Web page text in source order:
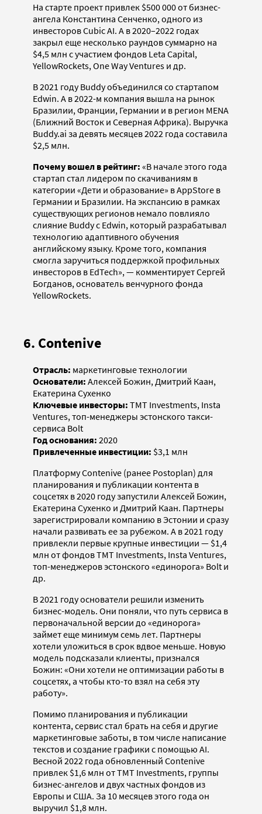
На старте проект привлек $500 000 от бизнес-
ангела Константина Сенченко, одного из
инвесторов Cubic AI. А в 2020–2022 годах
закрыл еще несколько раундов суммарно на
$4,5 млн с участием фондов Leta Capital,
YellowRockets, One Way Ventures и др.
В 2021 году Buddy объединился со стартапом
Edwin. А в 2022-м компания вышла на рынок
Бразилии, Франции, Германии и в регион MENA
(Ближний Восток и Северная Африка). Выручка
Buddy.ai за девять месяцев 2022 года составила
$2,5 млн.
Почему вошел в рейтинг: «В начале этого года
стартап стал лидером по скачиваниям в
категории «Дети и образование» в AppStore в
Германии и Бразилии. На экспансию в рамках
существующих регионов немало повлияло
слияние Buddy с Edwin, который разрабатывал
технологию адаптивного обучения
английскому языку. Кроме того, компания
смогла заручиться поддержкой профильных
инвесторов в EdTech», — комментирует Сергей
Богданов, основатель венчурного фонда
YellowRockets.
6. Contenive
Отрасль: маркетинговые технологии
Основатели: Алексей Божин, Дмитрий Каан,
Екатерина Сухенко
Ключевые инвесторы: TMT Investments, Insta
Ventures, топ-менеджеры эстонского такси-
сервиса Bolt
Год основания: 2020
Привлеченные инвестиции: $3,1 млн
Платформу Contenive (ранее Postoplan) для
планирования и публикации контента в
соцсетях в 2020 году запустили Алексей Божин,
Екатерина Сухенко и Дмитрий Каан. Партнеры
зарегистрировали компанию в Эстонии и сразу
начали развивать ее за рубежом. А в 2021 году
привлекли первые крупные инвестиции — $1,4
млн от фондов TMT Investments, Insta Ventures,
топ-менеджеров эстонского «единорога» Bolt и
др.
В 2021 году основатели решили изменить
бизнес-модель. Они поняли, что путь сервиса в
первоначальной версии до «единорога»
займет еще минимум семь лет. Партнеры
хотели уложиться в срок вдвое меньше. Новую
модель подсказали клиенты, признался
Божин: «Они хотели не оптимизации работы в
соцсетях, а чтобы кто-то взял на себя эту
работу».
Помимо планирования и публикации
контента, сервис стал брать на себя и другие
маркетинговые заботы, в том числе написание
текстов и создание графики с помощью AI.
Весной 2022 года обновленный Contenive
привлек $1,6 млн от TMT Investments, группы
бизнес-ангелов и двух частных фондов из
Европы и США. За 10 месяцев этого года он
выручил $1,8 млн.